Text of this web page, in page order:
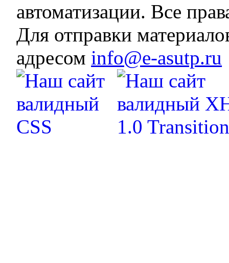
автоматизации. Все
Для отправки
адресом info@e-asutp.ru